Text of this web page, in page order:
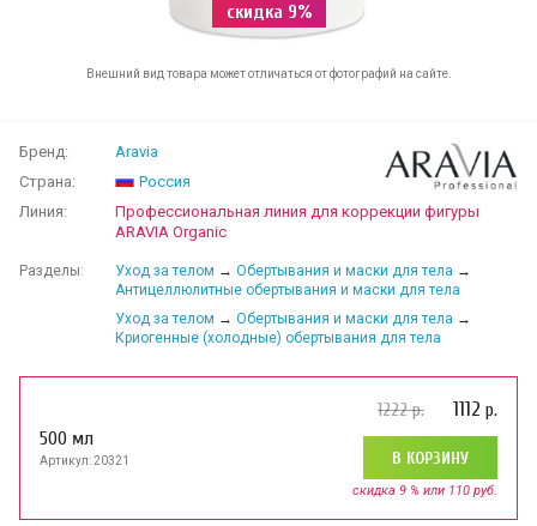
скидка 9%
Внешний вид товара может отличаться от фотографий на сайте.
Бренд:
Aravia
Страна:
Россия
Линия:
Профессиональная линия для коррекции фигуры
ARAVIA Organic
Разделы: Уход за телом → Обертывания и маски для тела →
Антицеллюлитные обертывания и маски для тела
Уход за телом → Обертывания и маски для тела →
Криогенные (холодные) обертывания для тела
500 мл
Артикул: 20321
1222р. 1112 р.
В КОРЗИНУ
скидка 9 % или 110 руб.